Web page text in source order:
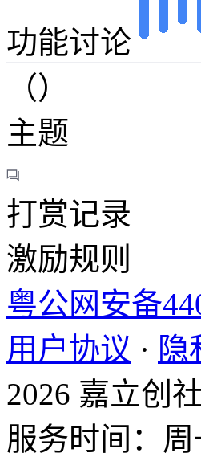
功能讨论
（）
主题
打赏记录
激励规则
粤公网安备
用户协议 · 隐
2026 嘉立创
服务时间：周